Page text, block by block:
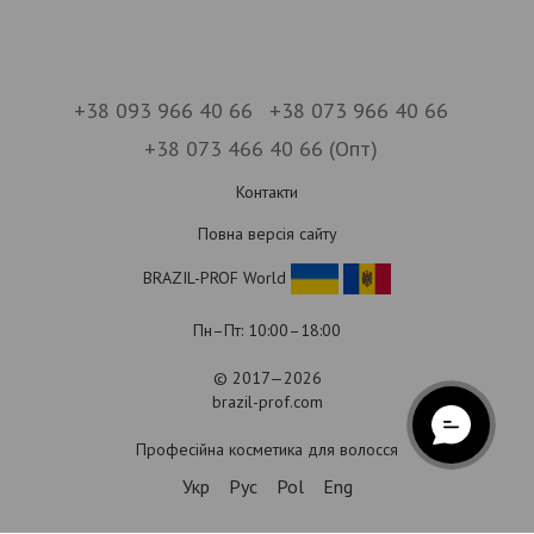
+38 093 966 40 66
+38 073 966 40 66
+38 073 466 40 66 (Опт)
Контакти
Повна версія сайту
BRAZIL-PROF World
Пн–Пт: 10:00–18:00
© 2017—2026
brazil-prof.com
Професійна косметика для волосся
Укр Рус Pol Eng